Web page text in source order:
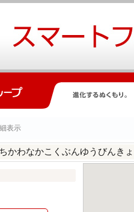
表示
かわなかこくぶんゆうびんき